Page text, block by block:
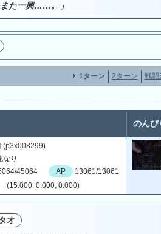
また一興……。」
1ターン 2ターン 戦闘
のんび
(p3x008299)
なり
45064 AP
13061/13061
(15.000, 0.000, 0.000)
オ